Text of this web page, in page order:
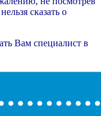
сказать о
Вам специалист в
••••••••••